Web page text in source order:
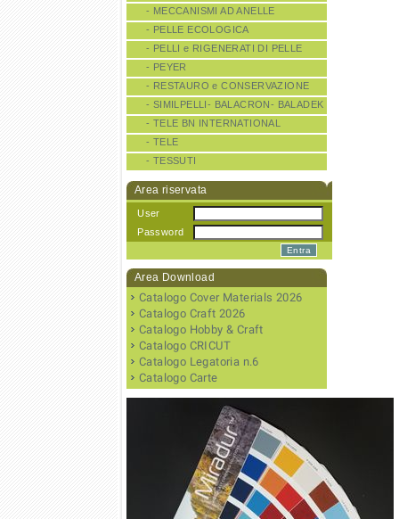
- MECCANISMI AD ANELLE
- PELLE ECOLOGICA
- PELLI e RIGENERATI DI PELLE
- PEYER
- RESTAURO e CONSERVAZIONE
- SIMILPELLI- BALACRON- BALADEK
- TELE BN INTERNATIONAL
- TELE
- TESSUTI
Area riservata
User
Password
Area Download
Catalogo Cover Materials 2026
Catalogo Craft 2026
Catalogo Hobby & Craft
Catalogo CRICUT
Catalogo Legatoria n.6
Catalogo Carte